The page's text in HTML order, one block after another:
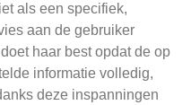
als een specifiek,
aan de gebruiker
haar best opdat de op
informatie volledig,
deze inspanningen